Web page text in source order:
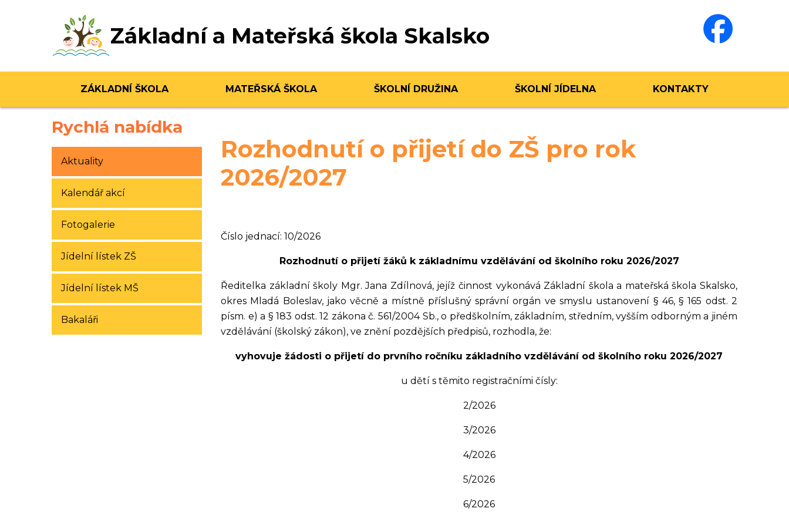
Základní a Mateřská škola Skalsko
ZÁKLADNÍ ŠKOLA MATEŘSKÁ ŠKOLA ŠKOLNÍ DRUŽINA ŠKOLNÍ JÍDELNA KONTAKTY
Rozhodnutí o přijetí do ZŠ pro rok
2026/2027
Číslo jednací: 10/2026
Rozhodnutí o přijetí žáků k základnímu vzdělávání od školního roku 2026/2027
Ředitelka základní školy Mgr. Jana Zdílnová, jejíž činnost vykonává Základní škola a mateřská škola Skalsko,
okres Mladá Boleslav, jako věcně a místně příslušný správní orgán ve smyslu ustanovení § 46, § 165 odst. 2
písm. e) a § 183 odst. 12 zákona č. 561/2004 Sb., o předškolním, základním, středním, vyšším odborným a jiném
vzdělávání (školský zákon), ve znění pozdějších předpisů, rozhodla, že:
vyhovuje žádosti o přijetí do prvního ročníku základního vzdělávání od školního roku 2026/2027
u dětí s těmito registračními čísly:
2/2026
3/2026
4/2026
5/2026
6/2026
Rychlá nabídka
Aktuality
Kalendář akcí
Fotogalerie
Jídelní lístek ZŠ
Jídelní lístek MŠ
Bakaláři